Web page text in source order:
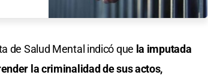
de Salud Mental indicó que la imputada
la criminalidad de sus actos,